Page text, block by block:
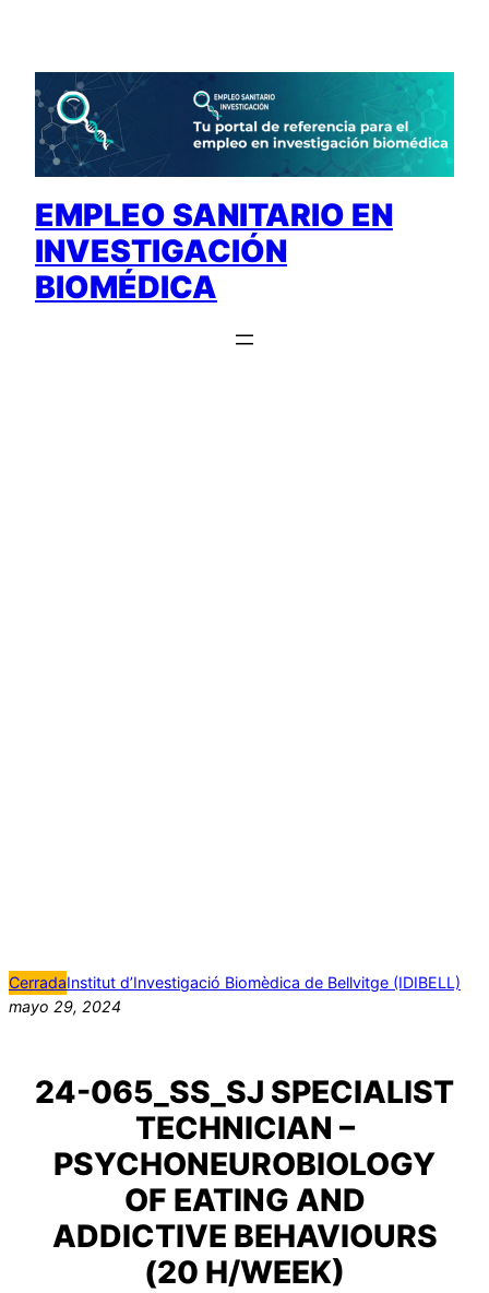
contenido
EMPLEO SANITARIO EN
INVESTIGACIÓN
BIOMÉDICA
CerradaInstitut d’Investigació Biomèdica de Bellvitge (IDIBELL)
mayo 29, 2024
24-065_SS_SJ SPECIALIST
TECHNICIAN –
PSYCHONEUROBIOLOGY
OF EATING AND
ADDICTIVE BEHAVIOURS
(20 H/WEEK)